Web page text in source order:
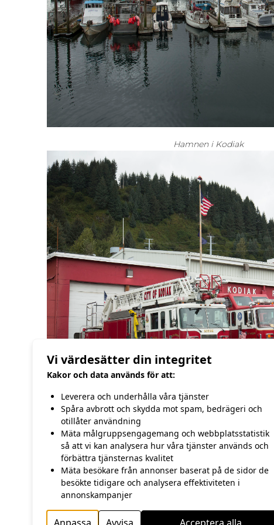
Hamnen i Kodiak
//Hasse Andersson
FÖREGÅENDE
25:e september
Vi värdesätter din integritet
Kakor och data används för att:
Leverera och underhålla våra tjänster
Spåra avbrott och skydda mot spam, bedrägeri och
otillåter användning
Mäta målgruppsengagemang och webbplatsstatistik
så att vi kan analysera hur våra tjänster används och
förbättra tjänsternas kvalitet
Mäta besökare från annonser baserat på de sidor de
besökte tidigare och analysera effektiviteten i
annonskampanjer